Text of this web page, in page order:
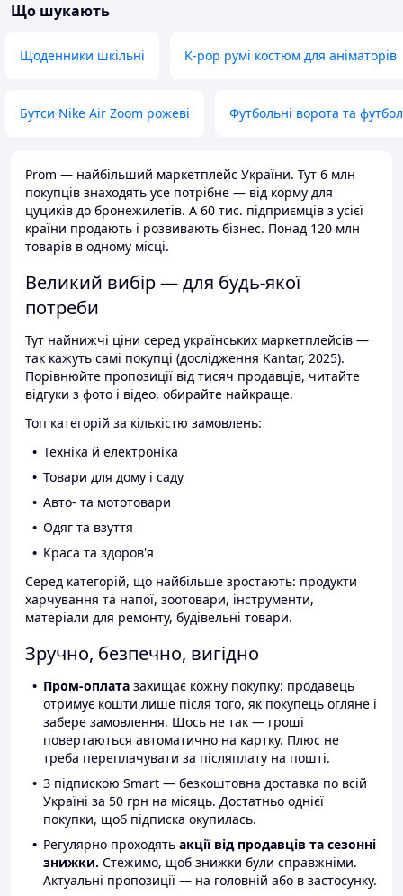
Що шукають
Щоденники шкільні K-pop румі костюм для аніматорів
Бутси Nike Air Zoom рожеві Футбольні ворота та
Prom — найбільший маркетплейс України. Тут 6 млн
покупців знаходять усе потрібне — від корму для
цуциків до бронежилетів. А 60 тис. підприємців з усієї
країни продають і розвивають бізнес. Понад 120 млн
товарів в одному місці.
Великий вибір — для будь-якої
потреби
Тут найнижчі ціни серед українських маркетплейсів —
так кажуть самі покупці (дослідження Kantar, 2025).
Порівнюйте пропозиції від тисяч продавців, читайте
відгуки з фото і відео, обирайте найкраще.
Топ категорій за кількістю замовлень:
Техніка й електроніка
Товари для дому і саду
Авто- та мототовари
Одяг та взуття
Краса та здоров'я
Серед категорій, що найбільше зростають: продукти
харчування та напої, зоотовари, інструменти,
матеріали для ремонту, будівельні товари.
Зручно, безпечно, вигідно
Пром-оплата захищає кожну покупку: продавець
отримує кошти лише після того, як покупець огляне і
забере замовлення. Щось не так — гроші
повертаються автоматично на картку. Плюс не
треба переплачувати за післяплату на пошті.
З підпискою Smart — безкоштовна доставка по всій
Україні за 50 грн на місяць. Достатньо однієї
покупки, щоб підписка окупилась.
Регулярно проходять акції від продавців та сезонні
знижки. Стежимо, щоб знижки були справжніми.
Актуальні пропозиції — на головній або в застосунку.